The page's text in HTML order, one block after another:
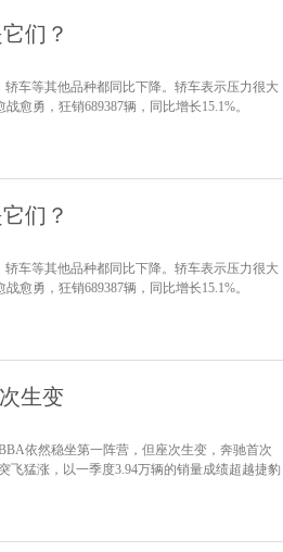
们？
车等其他品种都同比下降。轿车表示压力很大
愈勇，狂销689387辆，同比增长15.1%。
们？
车等其他品种都同比下降。轿车表示压力很大
愈勇，狂销689387辆，同比增长15.1%。
生变
依然稳坐第一阵营，但座次生变，奔驰首次
飞猛涨，以一季度3.94万辆的销量成绩超越捷豹